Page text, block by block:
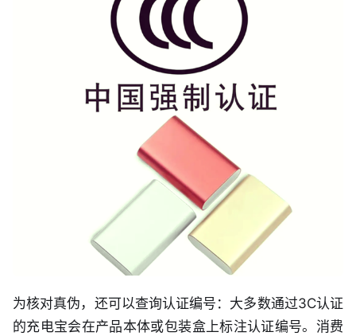
为核对真伪，还可以查询认证编号：大多数通过3C认证
的充电宝会在产品本体或包装盒上标注认证编号。消费